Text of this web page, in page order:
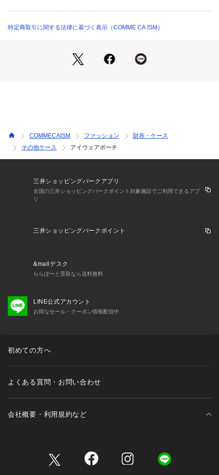
トジャガード生地です。
水、雨に濡れた場合や摩擦などにより色落ち、色移り、
素材自体の色むらを起こす恐れがありますので、ご注意くださ
剥がれ、べとつき、ひび割れ等の外観変化や変色が生じること
があります。
濡れた場合は柔らかい布で手早く拭き取り、風通しの良い場所
直射日光またはアイロン、ドライヤーなどの熱による乾燥はお
避けください。
保管する場合は温度、湿度の高い場所はお避けください。
特定商取引に関する法律に基づく表示（COMME CA ISM）
COMMECAISM ファッション
財布・ケース
その他ケース
アイウェアポーチ
三井ショッピングパークアプリ
全国の三井ショッピングパークポイント対象施設でご利用できるアプ
リ
三井ショッピングパークポイント
&mallデスク
ららぽーと受取なら送料無料
LINE公式アカウント
お得なセール・クーポン情報配信中
初めての方へ
よくある質問・お問い合わせ
会社概要・利用規約など